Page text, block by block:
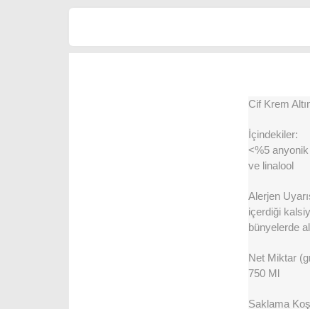
Cif Krem
İçindekiler:
<%5
ve linalool
Alerjen
içerdiği
bünyelerde
Net Miktar
750 Ml
Saklama